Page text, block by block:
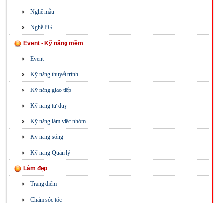
Nghề mẫu
Nghề PG
Event - Kỹ năng mềm
Event
Kỹ năng thuyết trình
Kỹ năng giao tiếp
Kỹ năng tư duy
Kỹ năng làm việc nhóm
Kỹ năng sống
Kỹ năng Quản lý
Làm đẹp
Trang điểm
Chăm sóc tóc